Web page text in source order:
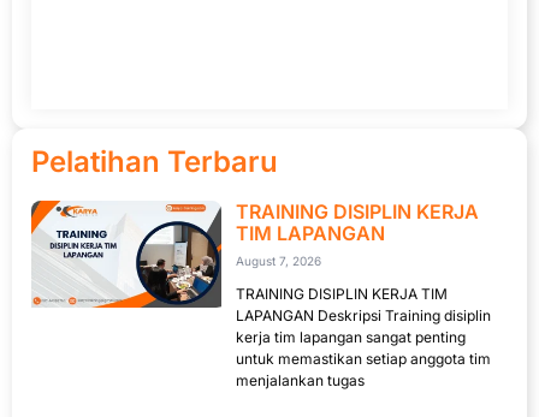
Pelatihan Terbaru
TRAINING DISIPLIN KERJA
TIM LAPANGAN
August 7, 2026
TRAINING DISIPLIN KERJA TIM
LAPANGAN Deskripsi Training disiplin
kerja tim lapangan sangat penting
untuk memastikan setiap anggota tim
menjalankan tugas